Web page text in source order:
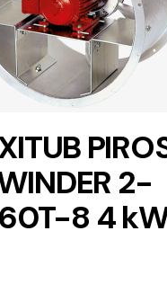
DETAILS
2-
8 4